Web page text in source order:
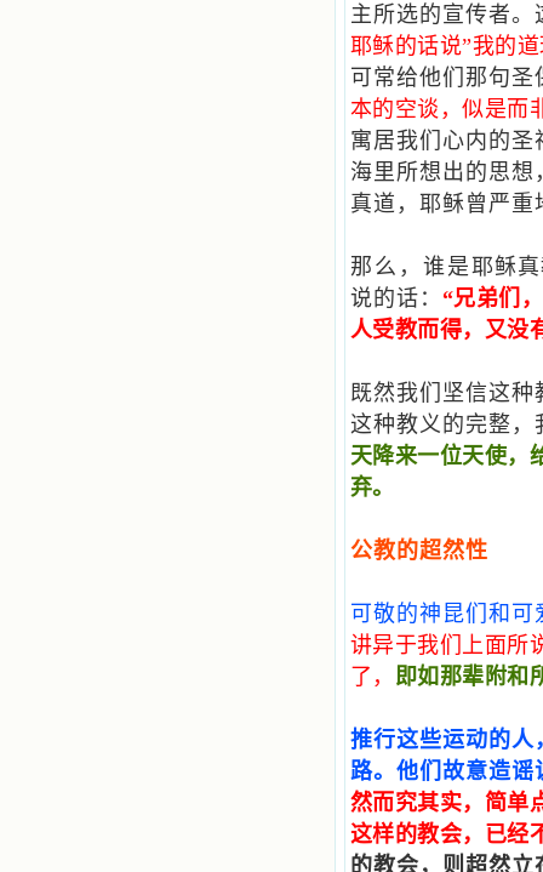
主所选的宣传者
耶稣的话说”我的
可常给他们那句
本的空谈，似是而
寓居我们心内的
海里所想出的思
真道，耶稣曾严
那么，谁是耶稣
说的话： “兄弟们
人受教而得，又没
既然我们坚信这
这种教义的完整，
天降来一位天使，
弃。
公教的超然性
可敬的神昆们和
讲异于我们上面所
了， 即如那辈附和
推行这些运动的人
路。他们故意造谣
然而究其实，简单
这样的教会，已经
的教会，则超然